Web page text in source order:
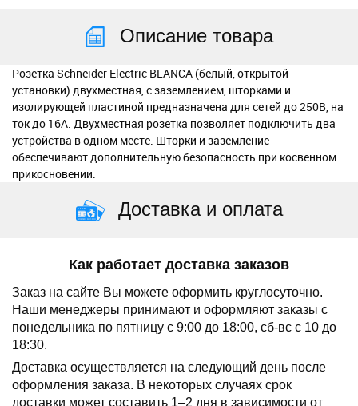
Описание товара
Розетка Schneider Electric BLANCA (белый, открытой
установки) двухместная, с заземлением, шторками и
изолирующей пластиной предназначена для сетей до 250В, на
ток до 16А. Двухместная розетка позволяет подключить два
устройства в одном месте. Шторки и заземление
обеспечивают дополнительную безопасность при косвенном
прикосновении.
Доставка и оплата
Как работает доставка заказов
Заказ на сайте Вы можете оформить круглосуточно.
Наши менеджеры принимают и оформляют заказы с
понедельника по пятницу с 9:00 до 18:00, сб-вс с 10 до
18:30.
Доставка осуществляется на следующий день после
оформления заказа. В некоторых случаях срок
доставки может составить 1–2 дня в зависимости от